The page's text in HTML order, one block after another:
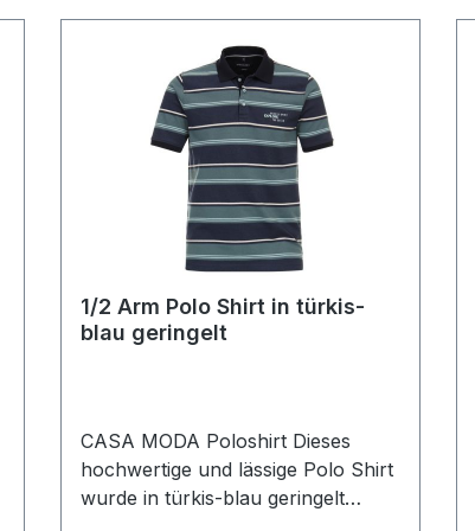
1/2 Arm Polo Shirt in türkis-
blau geringelt
CASA MODA Poloshirt Dieses
hochwertige und lässige Polo Shirt
wurde in türkis-blau geringelt